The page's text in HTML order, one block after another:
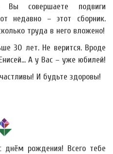
Вы совершаете подвиги
недавно – этот сборник.
труда в него вложено!
30 лет. Не верится. Вроде
А у Вас – уже юбилей!
И будьте здоровы!
днём рождения! Всего тебе